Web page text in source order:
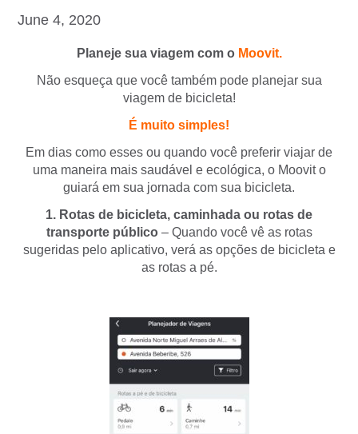
June 4, 2020
Planeje sua viagem com o Moovit.
Não esqueça que você também pode planejar sua
viagem de bicicleta!
É muito simples!
Em dias como esses ou quando você preferir viajar de
uma maneira mais saudável e ecológica, o Moovit o
guiará em sua jornada com sua bicicleta.
1. Rotas de bicicleta, caminhada ou rotas de
transporte público– Quando você vê as rotas
sugeridas pelo aplicativo, verá as opções de bicicleta e
as rotas a pé.